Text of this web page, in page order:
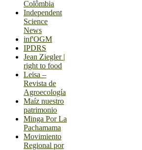
Colômbia
Independent
Science
News
inf'OGM
IPDRS
Jean Ziegler |
right to food
Leisa –
Revista de
Agroecología
Maíz nuestro
patrimonio
Minga Por La
Pachamama
Movimiento
Regional por